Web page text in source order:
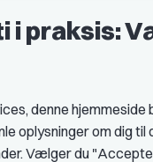
i praksis:
denne hjemmeside
oplysninger om dig til
Vælger du